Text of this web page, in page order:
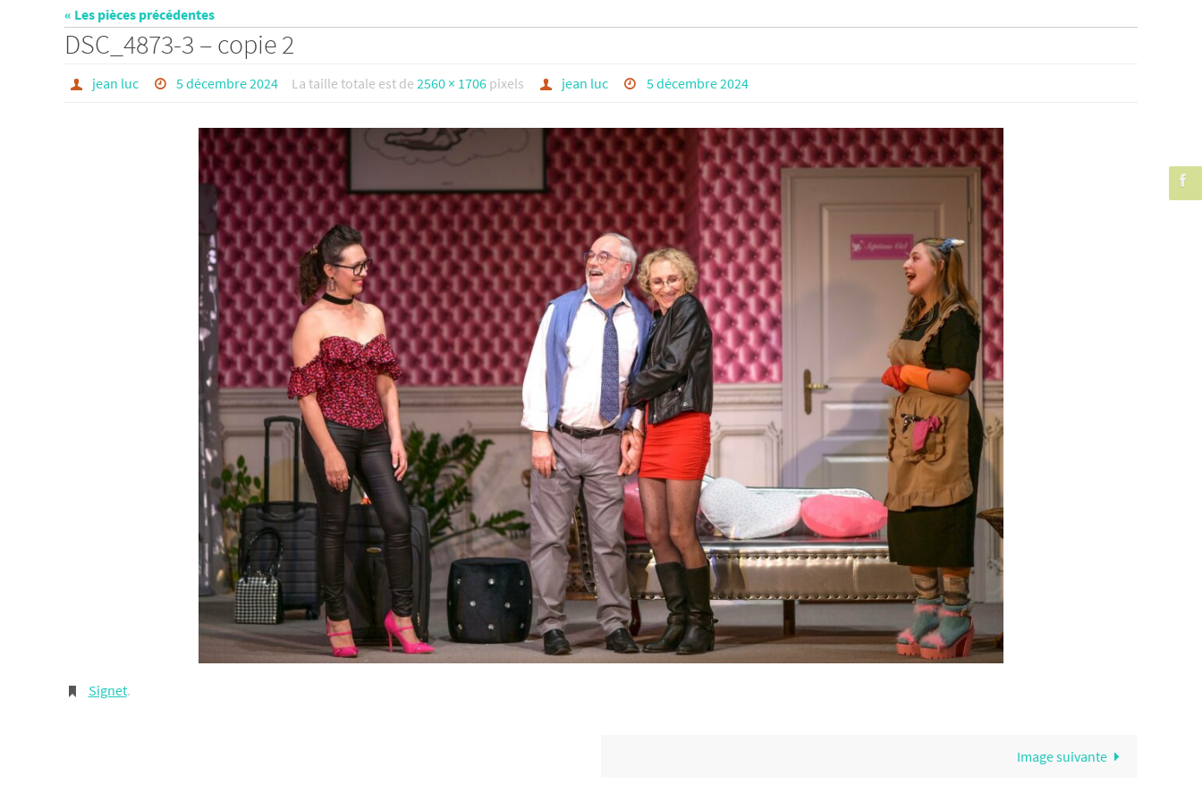
« Les pièces précédentes
DSC_4873-3 – copie 2
jean luc 5 décembre 2024 La taille totale est de2560 × 1706 pixels jean luc 5 décembre 2024
Signet.
Image suivante